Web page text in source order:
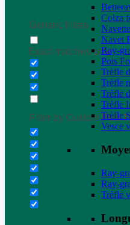
Generic filters
Exact matches only
Filter by Custom Post
Colza
Navette
Navet
Ray-
Pois
Trèfle
Trèfle
Trèfle
Trèfle
Trèfle
Vesce
Ray-
Ray-
Trèfle